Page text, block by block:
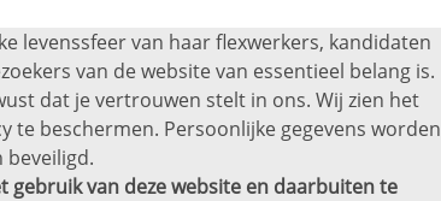
levenssfeer van haar flexwerkers, kandidaten
van de website van essentieel belang is.
dat je vertrouwen stelt in ons. Wij zien het
te beschermen. Persoonlijke gegevens worden
gebruik van deze website en daarbuiten te